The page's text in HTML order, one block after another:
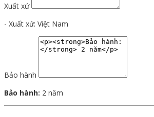
Xuất xứ
- Xuất xứ: Việt Nam
Bảo hành
Bảo hành: 2 năm